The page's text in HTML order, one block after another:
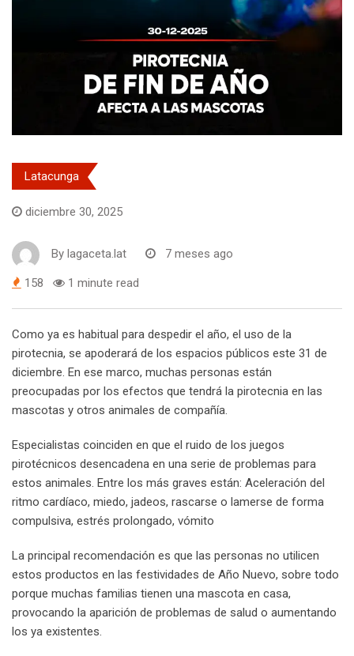
Latacunga
diciembre 30, 2025
By lagaceta.lat 7 meses ago
158 1 minute read
Como ya es habitual para despedir el año, el uso de la
pirotecnia, se apoderará de los espacios públicos este 31 de
diciembre. En ese marco, muchas personas están
preocupadas por los efectos que tendrá la pirotecnia en las
mascotas y otros animales de compañía.
Especialistas coinciden en que el ruido de los juegos
pirotécnicos desencadena en una serie de problemas para
estos animales. Entre los más graves están: Aceleración del
ritmo cardíaco, miedo, jadeos, rascarse o lamerse de forma
compulsiva, estrés prolongado, vómito
La principal recomendación es que las personas no utilicen
estos productos en las festividades de Año Nuevo, sobre todo
porque muchas familias tienen una mascota en casa,
provocando la aparición de problemas de salud o aumentando
los ya existentes.